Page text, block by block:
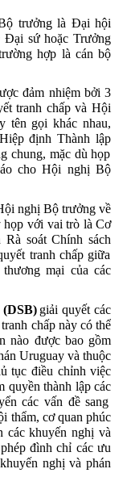
trưởng là Đại hội
Đại sứ hoặc Trưởng
hợp là cán bộ
đảm nhiệm bởi 3
tranh chấp và Hội
tên gọi khác nhau,
Hiệp định Thànhlập
chung, mặc dù họp
cho Hội nghị Bộ
nghị Bộ trưởng về
họp với vai trò là Cơ
Rà soát Chính sách
tranh chấp giữa
thương mại của các
giải quyết các
tranh chấp này có thể
nào đượcbao gồm
Uruguay và thuộc
tục điều chỉnh việc
quyền thành lập các
các vấn đềsang
thẩm, cơ quan phúc
các khuyến nghị và
phép đình chỉ các ưu
khuyến nghị và phán